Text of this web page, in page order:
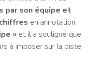
par son équipe et
en annotation
» et il a souligné que
à imposer sur la piste.